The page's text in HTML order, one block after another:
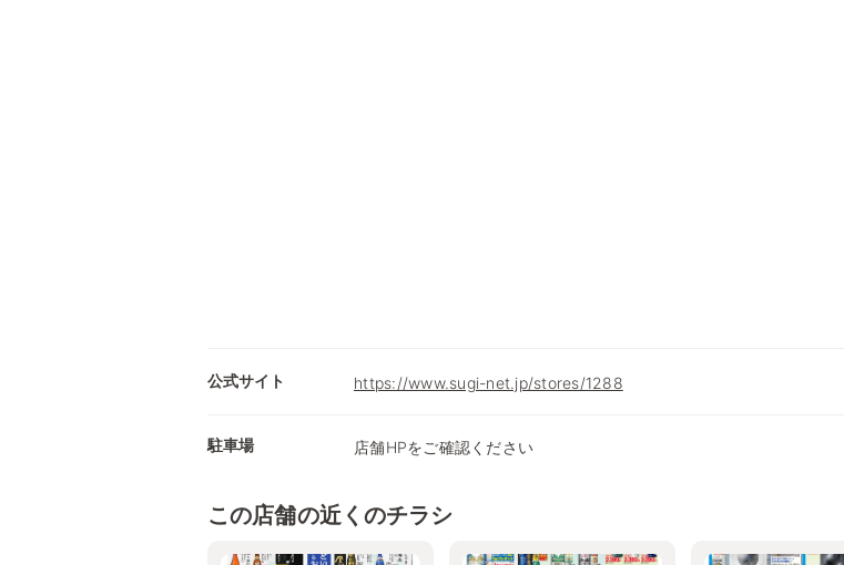
公式サイト https://www.sugi-net.jp/stores/1288
駐車場 店舗HPをご確認ください
この店舗の近くのチラシ